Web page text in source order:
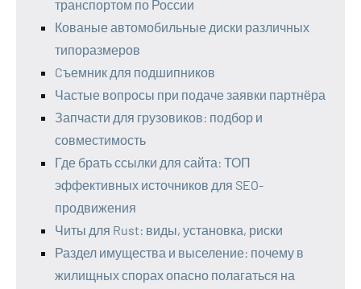
транспортом по России
Кованые автомобильные диски различных
типоразмеров
Cъемник для подшипников
Частые вопросы при подаче заявки партнёра
Запчасти для грузовиков: подбор и
совместимость
Где брать ссылки для сайта: ТОП
эффективных источников для SEO-
продвижения
Читы для Rust: виды, установка, риски
Раздел имущества и выселение: почему в
жилищных спорах опасно полагаться на